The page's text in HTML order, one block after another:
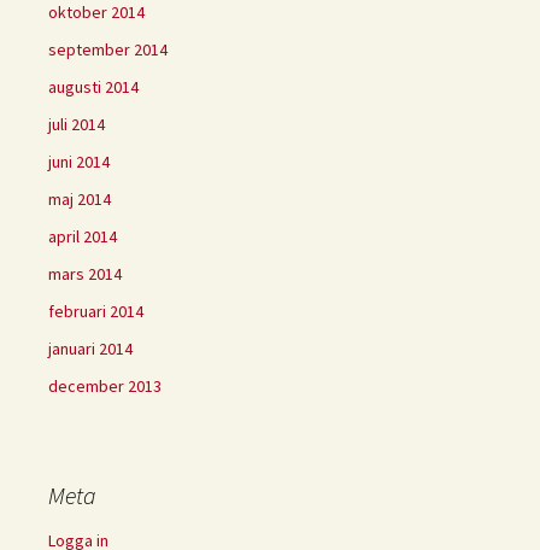
oktober 2014
september 2014
augusti 2014
juli 2014
juni 2014
maj 2014
april 2014
mars 2014
februari 2014
januari 2014
december 2013
Meta
Logga in